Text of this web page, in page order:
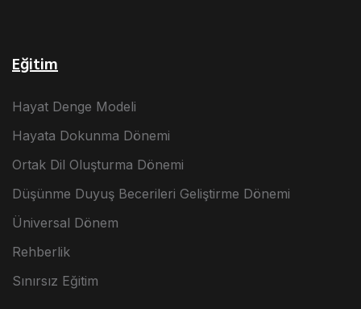
Eğitim
Hayat Denge Modeli
Hayata Dokunma Dönemi
Ortak Dil Oluşturma Dönemi
Düşünme Duyuş Becerileri Geliştirme Dönemi
Üniversal Dönem
Rehberlik
Sınırsız Eğitim